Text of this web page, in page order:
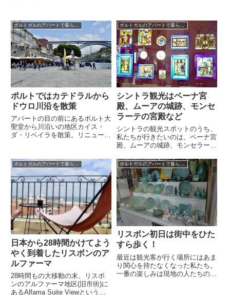
ポルトガルのアパートで暮らす旅
ポルトではカテドラルから
ドウロ川沿を散策
アパートの目の前にあるポルト大
聖堂から川沿いの地区カイス・
ダ・リベイラを散策。リニューア
フェイタリア・ド・ボリャオンと
いうベーカリーで美味しいパンを
買えたのは大満足。夕食は…
ポルトガルのアパートで暮らす旅
シントラ観光はペーナ宮
殿、ムーアの城跡、モンセ
ラーテの宮殿など
シントラの観光スポットのうち、
私たちが行きたいのは、ペーナ宮
殿、ムーアの城跡、モンセラーテ
のうち前3つは到着翌日に、レガ
レイラ宮殿は翌日のお天気次第で
行くかどうかを決めようというこ
とにしていました。何しろこちら
に来てからというもの、曇りや雨
の日が多く、夕方から晴れ間が覗
くという日が多いから…
日本から28時間かけてよう
やく到着したリスボンのア
ルファーマ
28時間もの大移動の末、リスボ
ンのアルファーマ地区(旧市街)に
あるAlfama Suite Viewという眺
ポルトガルのアパートで暮らす旅
リスボン初日は街中をひた
すら歩く！
最近は観光客が行く場所にはあま
り関心を持たなくなった私たち。
一番の楽しみは現地の人たちの生